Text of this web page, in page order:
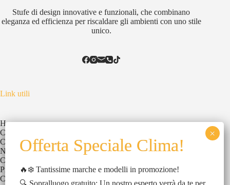
Stufe di design innovative e funzionali, che combinano
eleganza ed efficienza per riscaldare gli ambienti con uno stile
unico.
Link utili
Home
Chi Siamo
Catalogo
News
Contatti
Privacy Policy
Cookies Policy
🔥❄️ Tantissime marche e modelli in promozione!
🔍 Sopralluogo gratuito: Un nostro esperto verrà da te per